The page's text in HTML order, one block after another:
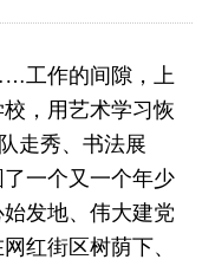
工作的间隙，上
，用艺术学习恢
走秀、书法展
一个又一个年少
发地、伟大建党
红街区树荫下、